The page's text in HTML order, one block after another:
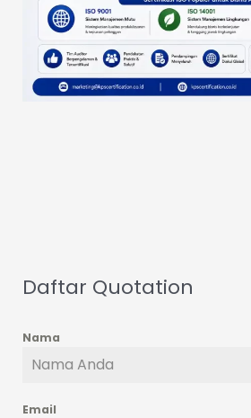
Daftar Quotation
Nama
Email